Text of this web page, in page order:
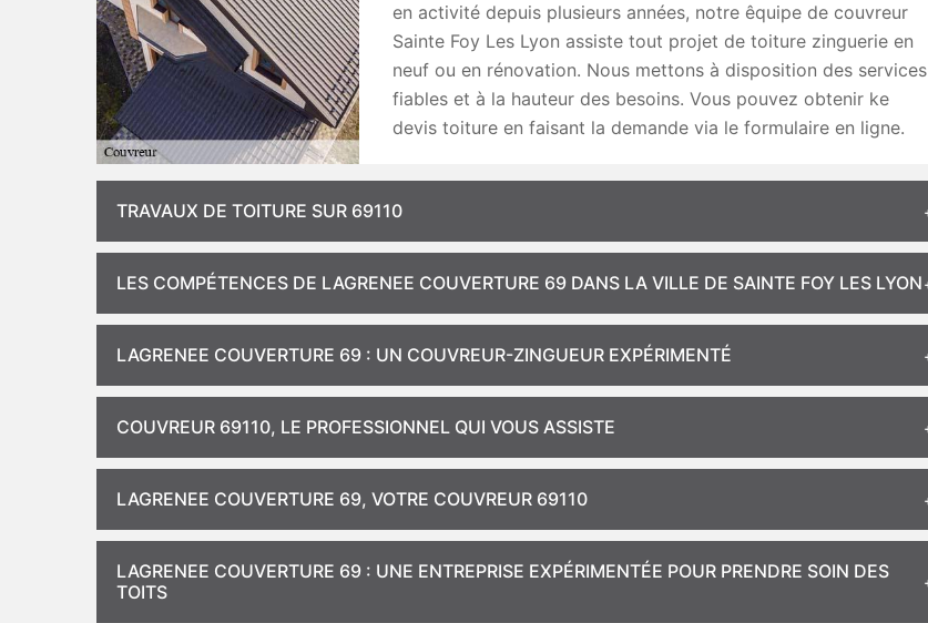
en activité depuis plusieurs années, notre êquipe de couvreur
Sainte Foy Les Lyon assiste tout projet de toiture zinguerie en
neuf ou en rénovation. Nous mettons à disposition des services
fiables et à la hauteur des besoins. Vous pouvez obtenir ke
devis toiture en faisant la demande via le formulaire en ligne.
TRAVAUX DE TOITURE SUR 69110
LES COMPÉTENCES DE LAGRENEE COUVERTURE 69 DANS LA VILLE DE SAINTE FOY LES LYON
LAGRENEE COUVERTURE 69 : UN COUVREUR-ZINGUEUR EXPÉRIMENTÉ
COUVREUR 69110, LE PROFESSIONNEL QUI VOUS ASSISTE
LAGRENEE COUVERTURE 69, VOTRE COUVREUR 69110
LAGRENEE COUVERTURE 69 : UNE ENTREPRISE EXPÉRIMENTÉE POUR PRENDRE SOIN DES
TOITS